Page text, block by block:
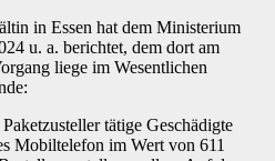
in Essen hat dem Ministerium
u. a. berichtet, dem dort am
liege im Wesent­lichen
tätige Geschädigte
Mobiltelefon im Wert von 611